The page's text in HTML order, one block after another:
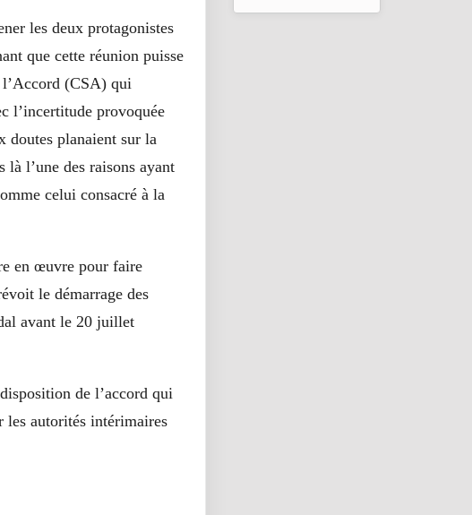
les deux protagonistes
que cette réunion puisse
(CSA) qui
l’incertitude provoquée
doutes planaient sur la
l’une des raisons ayant
celui consacré à la
en œuvre pour faire
le démarrage des
avant le 20 juillet
de l’accord qui
les autorités intérimaires